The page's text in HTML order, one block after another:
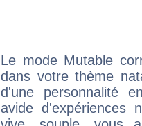
Le mode Mutable
dans votre thème
d'une personnalité
avide d'expériences